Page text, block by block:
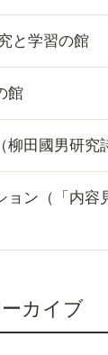
と学習の館
館
田國男研究
ョン（「内容
カイブ